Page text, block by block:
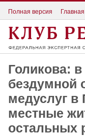
Полная версия Главная
Голикова: в
бездумной
медуслуг в
местные
остальных